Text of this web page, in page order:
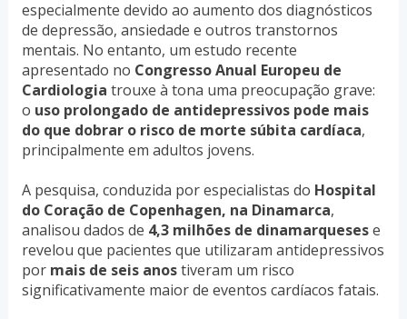
especialmente devido ao aumento dos diagnósticos
de depressão, ansiedade e outros transtornos
mentais. No entanto, um estudo recente
apresentado no Congresso Anual Europeu de
Cardiologia trouxe à tona uma preocupação grave:
o uso prolongado de antidepressivos pode mais
do que dobrar o risco de morte súbita cardíaca,
principalmente em adultos jovens.
A pesquisa, conduzida por especialistas do Hospital
do Coração de Copenhagen, na Dinamarca,
analisou dados de 4,3 milhões de dinamarquesese
revelou que pacientes que utilizaram antidepressivos
por mais de seis anostiveram um risco
significativamente maior de eventos cardíacos fatais.